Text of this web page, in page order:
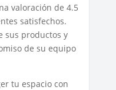
valoración de 4.5
satisfechos.
sus productos y
de su equipo
tu espacio con